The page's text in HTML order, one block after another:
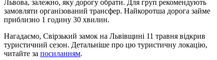
Львова, залежно, яку дорогу обрати. Для груп рекомендують
замовляти організований трансфер. Найкоротша дорога займе
приблизно 1 годину 30 хвилин.
Нагадаємо, Свірзький замок на Львівщині 11 травня відкрив
туристичний сезон. Детальніше про цю туристичну локацію,
читайте за посиланням.